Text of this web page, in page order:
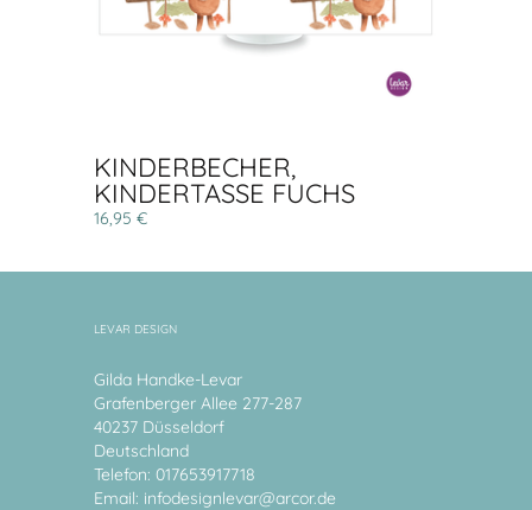
KINDERBECHER,
KINDERTASSE FUCHS
16,95 €
LEVAR DESIGN
Gilda Handke-Levar
Grafenberger Allee 277-287
40237 Düsseldorf
Deutschland
Telefon: 017653917718
Email: infodesignlevar@arcor.de